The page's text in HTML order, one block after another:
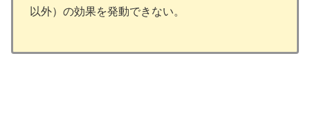
以外）の効果を発動できない。